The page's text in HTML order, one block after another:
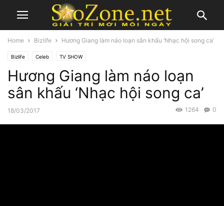
Home Bizlife Hương Giang làm náo loạn sân khấu ‘Nhạc hội song ca’
Bizlife Celeb TV SHOW
Hương Giang làm náo loạn
sân khấu ‘Nhạc hội song ca’
18/03/2017 0
1264